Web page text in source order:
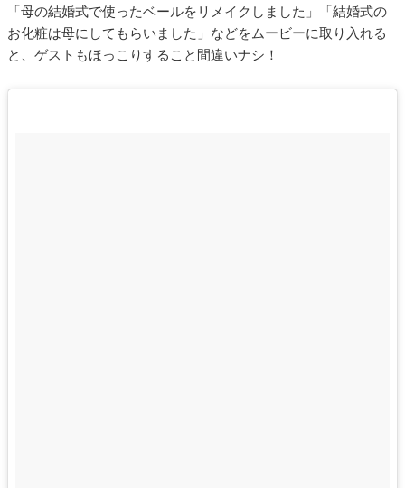
「母の結婚式で使ったベールをリメイクしました」「結婚式の
お化粧は母にしてもらいました」などをムービーに取り入れる
と、ゲストもほっこりすること間違いナシ！